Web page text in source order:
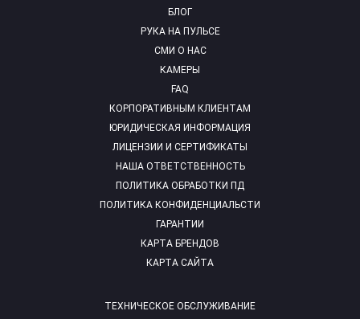
БЛОГ
РУКА НА ПУЛЬСЕ
СМИ О НАС
КАМЕРЫ
FAQ
ТЕХНИЧЕСКОЕ ОБСЛУЖИВАНИЕ
КОРПОРАТИВНЫМ КЛИЕНТАМ
ЮРИДИЧЕСКАЯ ИНФОРМАЦИЯ
ЛИЦЕНЗИИ И СЕРТИФИКАТЫ
НАША ОТВЕТСТВЕННОСТЬ
ПОЛИТИКА ОБРАБОТКИ ПД
ПОЛИТИКА КОНФИДЕНЦИАЛЬСТИ
ГАРАНТИИ
КАРТА БРЕНДОВ
КАРТА САЙТА